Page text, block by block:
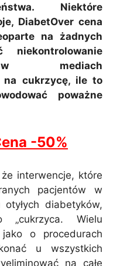
Niektóre
DiabetOver cena
na żadnych
w mediach
na cukrzycę, ile to
poważne
-50%
interwencje, które
pacjentów w
diabetyków,
„cukrzyca. Wielu
o procedurach
u wszystkich
na całe